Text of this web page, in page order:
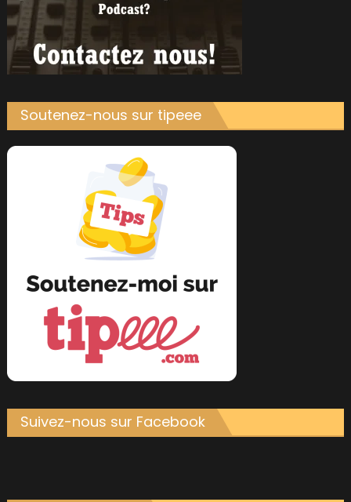
Soutenez-nous sur tipeee
Suivez-nous sur Facebook